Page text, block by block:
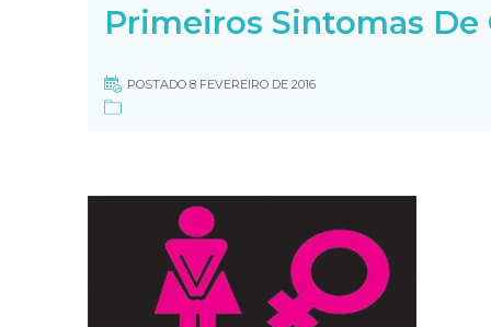
Primeiros Sintomas
POSTADO 8 FEVEREIRO DE 2016